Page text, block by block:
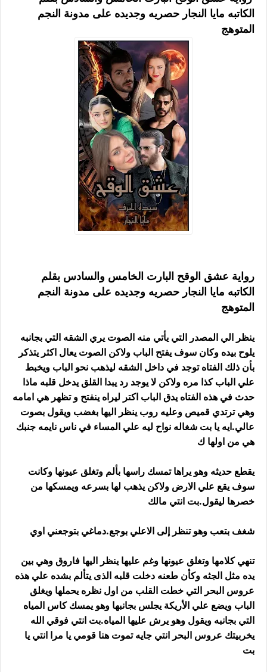
الكاتبه مايا النجار حصريه وجديده على مدونة النجم
المتوهج
رواية عشق الوقح البارت الخامس والسادس بقلم
الكاتبه مايا النجار حصريه وجديده على مدونة النجم
المتوهج
ينظر الي المصدر التي يأتي منه الصوت يري الشقه التي بجانبه
يلوح بيده وكان سوف يفتح الباب ولاكن الصوت يعال اكثر يتذكر
بأن ذلك الفتاه توجد في داخل الشقه ليذهب نحو الباب ويخبط
علي الباب كذا مره ولاكن لا يوجد رد يبدا القلق يدخل قلبه ماذا
حدث في هذه الفتاه يدق الباب اكتر ليراه ينفتح و تظهر هي امامه
وهي ترتدي قميص وعليه روب ينظر اليها بغضب ويقول بصوت
عالي.ايه يا بت شغاله نواح ليه علي المساء في ناس نايمه جنبك
هي من اولها ك
يقطع حديثه وهو يراها تمسك راسها بألم وتغلق عيونها وكانت
سوف يقع علي الارض ولاكن يذهب لها بسرعه ويمسكها من
خصرها ليقول.بت انتي مالك
شغف بتعب وهو تنظر إلى الاعلي بوجع.دماغي بتوجعني اوي
تنهي كلامها وتغلق عيونها وغم عليها ينظر اليها فاروق وهي بين
يده مثل الجثه وكأن طعنه دخلت قلبه الذى يتألم بشده علي هذه
عروس البحر التي خطت القلب من اول نظره يحملها ويغلق
الباب ويضع علي الأريكة يجلس بجانبها وهو يمسك كاس المياه
التي بجانبه ويقول وهو يرش عليها المياه.بت انتي فوقي الله
يخربيتك عروس البحر انتي جايه تموت هنا قومي يا مرا انتي يا
بت